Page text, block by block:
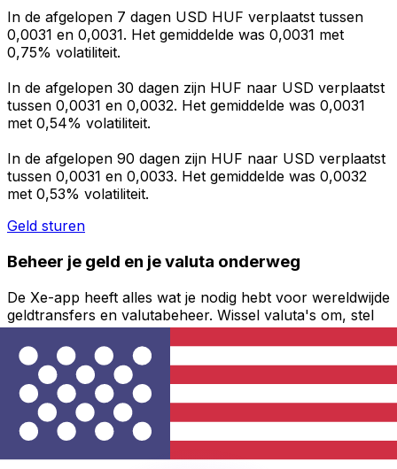
In de afgelopen 7 dagen USD HUF verplaatst tussen
0,0031 en 0,0031. Het gemiddelde was 0,0031 met
0,75% volatiliteit.
In de afgelopen 30 dagen zijn HUF naar USD verplaatst
tussen 0,0031 en 0,0032. Het gemiddelde was 0,0031
met 0,54% volatiliteit.
In de afgelopen 90 dagen zijn HUF naar USD verplaatst
tussen 0,0031 en 0,0033. Het gemiddelde was 0,0032
met 0,53% volatiliteit.
Geld sturen
Beheer je geld en je valuta onderweg
De Xe-app heeft alles wat je nodig hebt voor wereldwijde
geldtransfers en valutabeheer. Wissel valuta's om, stel
koerswaarschuwingen in en maak geld over naar het
buitenland zonder verborgen kosten. Download
vandaag nog!